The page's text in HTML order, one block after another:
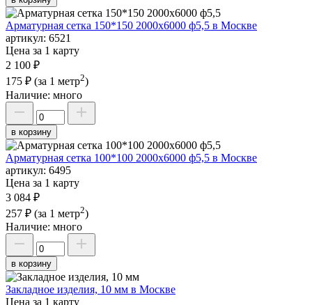
Арматурная сетка 150*150 2000х6000 ф5,5 в Москве
артикул: 6521
Цена за 1 карту
2 100 ₽
175 ₽ (за 1 метр2)
Наличие: много
в корзину
Арматурная сетка 100*100 2000х6000 ф5,5 в Москве
артикул: 6495
Цена за 1 карту
3 084 ₽
257 ₽ (за 1 метр2)
Наличие: много
в корзину
Закладное изделия, 10 мм в Москве
Цена за 1 карту